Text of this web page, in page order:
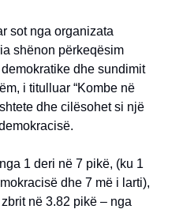
sot nga organizata
shënon përkeqësim
dhe sundimit
i titulluar “Kombe në
dhe cilësohet si një
1 deri në 7 pikë, (ku 1
dhe 7 më i larti),
në 3.82 pikë – nga